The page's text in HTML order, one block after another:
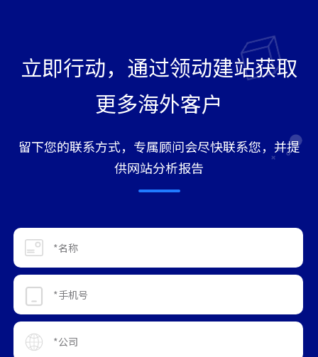
立即行动，通过领动建站获取
更多海外客户
留下您的联系方式，专属顾问会尽快联系您，并提
供网站分析报告